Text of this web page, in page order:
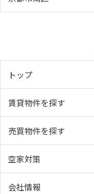
トップ
賃貸物件を探す
売買物件を探す
空家対策
会社情報